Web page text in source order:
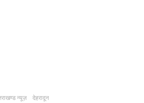
न्यूज़ देहरादून